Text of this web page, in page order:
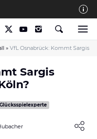
» VfL Osnabrück: Kommt Sargis
Sargis
Glücksspielexperte